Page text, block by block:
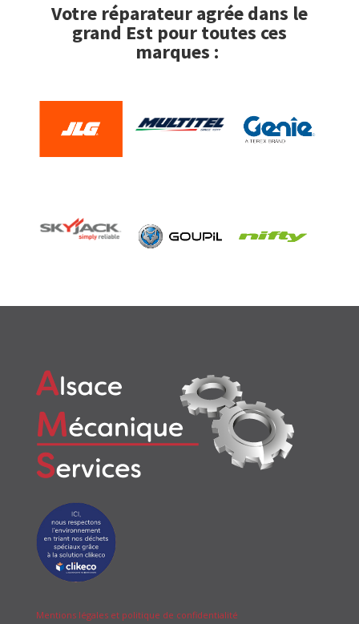
Votre réparateur agrée dans le
grand Est pour toutes ces
marques :
Mentions légales et politique de confidentialité